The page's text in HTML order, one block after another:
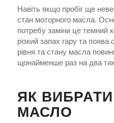
Навіть якщо пробіг ще
стан моторного масла.
потребу заміни це темний
різкий запах гару та
рівня та стану масла
щонайменше раз на два
ЯК
МАСЛО